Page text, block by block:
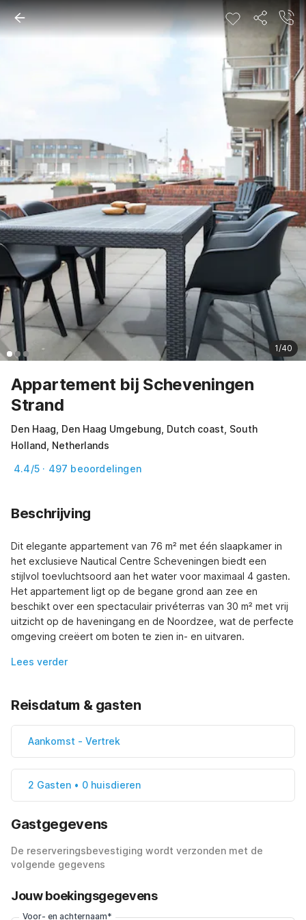
1/40
Appartement bij Scheveningen
Strand
Den Haag, Den Haag Umgebung, Dutch coast, South
Holland, Netherlands
4.4/5 · 497 beoordelingen
Beschrijving
Dit elegante appartement van 76 m² met één slaapkamer in
het exclusieve Nautical Centre Scheveningen biedt een
stijlvol toevluchtsoord aan het water voor maximaal 4 gasten.
Het appartement ligt op de begane grond aan zee en
beschikt over een spectaculair privéterras van 30 m² met vrij
uitzicht op de haveningang en de Noordzee, wat de perfecte
omgeving creëert om boten te zien in- en uitvaren.
Lees verder
Reisdatum & gasten
Aankomst - Vertrek
2 Gasten • 0 huisdieren
Gastgegevens
De reserveringsbevestiging wordt verzonden met de
volgende gegevens
Jouw boekingsgegevens
Voor- en achternaam*